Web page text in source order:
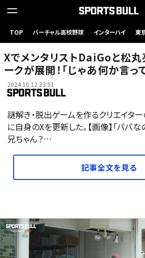
TOP バーチャル高校野球 インターハイ 東
XでメンタリストDaiGoと松
ークが展開！「じゃあ何か言っ
2024.10.12 23:51
謎解き・脱出ゲームを作るクリエイタ
に自身のXを更新した。【画像】「パパ
兄ちゃん？…
記事全文を見る